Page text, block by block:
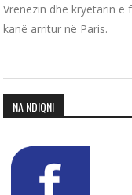
Vrenezin dhe kryetarin
kanë arritur në Paris.
NA NDIQNI